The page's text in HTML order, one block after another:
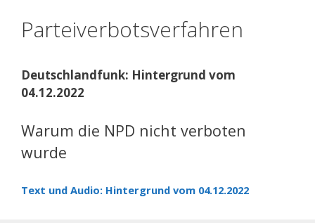
Parteiverbotsverfahren
Deutschlandfunk: Hintergrund vom
04.12.2022
Warum die NPD nicht verboten
wurde
Text und Audio: Hintergrund vom 04.12.2022